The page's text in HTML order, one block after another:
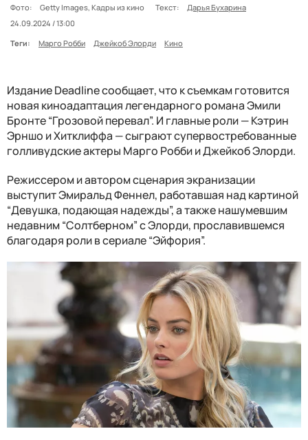
Фото: Getty Images, Кадры из кино Текст:
Дарья Бухарина
24.09.2024 / 13:00
Теги:
Марго Робби Джейкоб Элорди Кино
Издание Deadline сообщает, что к съемкам готовится
новая киноадаптация легендарного романа Эмили
Бронте “Грозовой перевал”. И главные роли — Кэтрин
Эрншо и Хитклиффа — сыграют супервостребованные
голливудские актеры Марго Робби и Джейкоб Элорди.
Режиссером и автором сценария экранизации
выступит Эмиральд Феннел, работавшая над картиной
“Девушка, подающая надежды”, а также нашумевшим
недавним “Солтберном” с Элорди, прославившемся
благодаря роли в сериале “Эйфория”.